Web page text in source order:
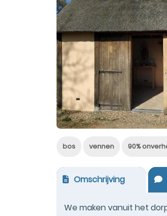
bos vennen 90%
Omschrijving
We maken vanuit het